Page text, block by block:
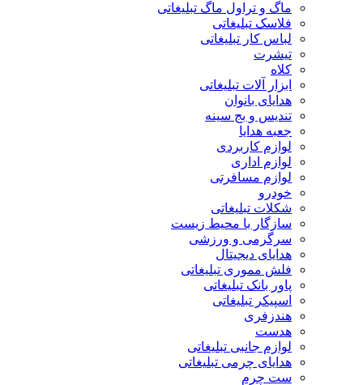
ماگ و تراول ماگ تبلیغاتی
فلاسک تبلیغاتی
لباس کار تبلیغاتی
تیشرت
کلاه
ابزار آلات تبلیغاتی
هدایای بانوان
تندیس و بج سینه
جعبه هدایا
لوازم کاربردی
لوازم اداری
لوازم مسافرتی
خودرو
شکلات تبلیغاتی
سازگار با محیط زیست
سرگرمی و ورزشی
هدایای دیجیتال
فلش مموری تبلیغاتی
پاور بانک تبلیغاتی
اسپیکر تبلیغاتی
هندزفری
هدست
لوازم جانبی تبلیغاتی
هدایای چرمی تبلیغاتی
ست چرم